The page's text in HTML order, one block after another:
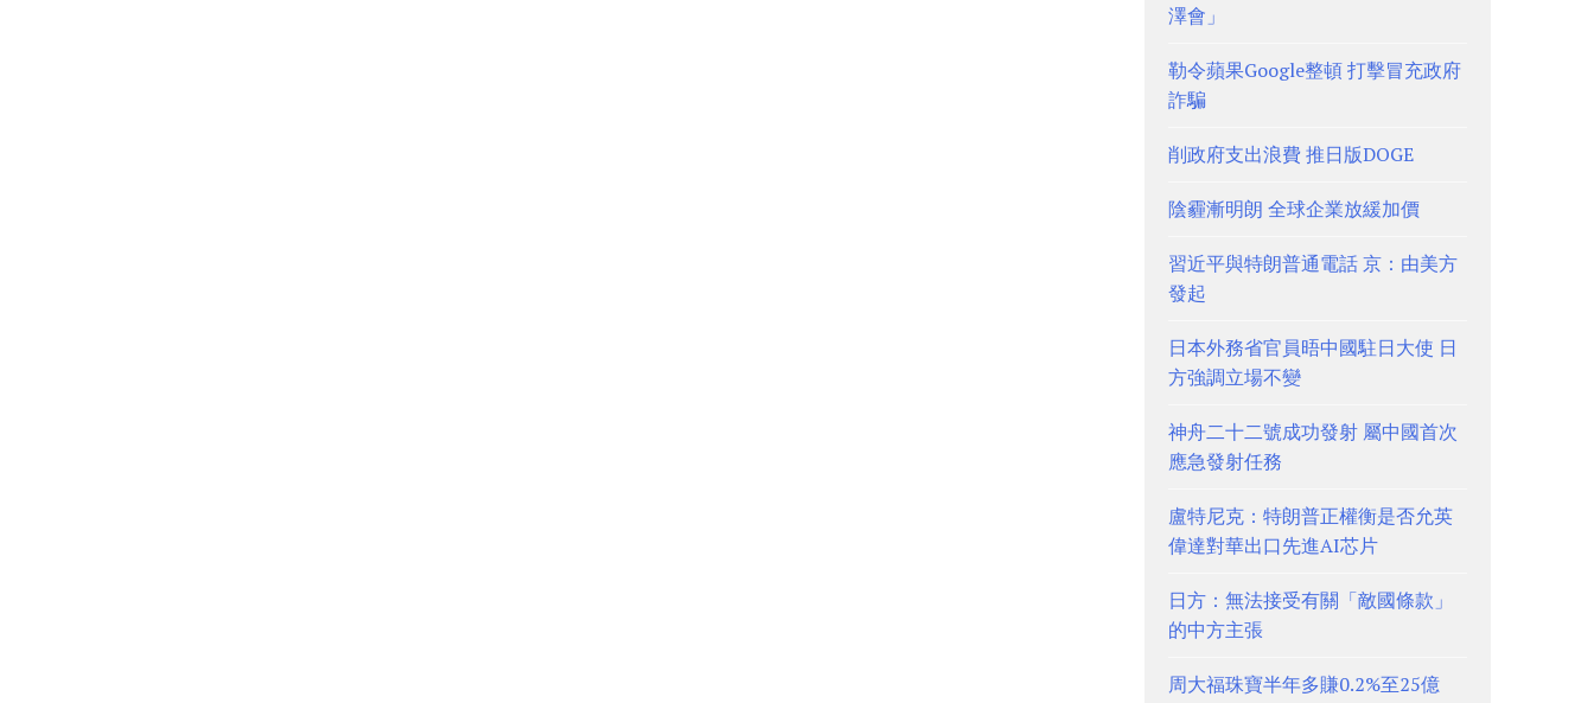
澤會」
勒令蘋果Google整頓 打擊冒充政府
詐騙
削政府支出浪費 推日版DOGE
陰霾漸明朗 全球企業放緩加價
習近平與特朗普通電話 京：由美方
發起
日本外務省官員晤中國駐日大使 日
方強調立場不變
神舟二十二號成功發射 屬中國首次
應急發射任務
盧特尼克：特朗普正權衡是否允英
偉達對華出口先進AI芯片
日方：無法接受有關「敵國條款」
的中方主張
周大福珠寶半年多賺0.2%至25億